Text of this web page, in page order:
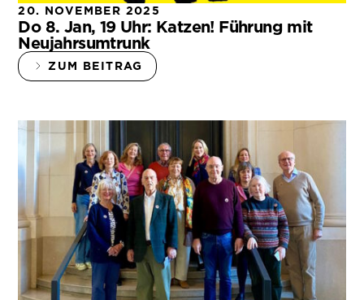
20. NOVEMBER 2025
Do 8. Jan, 19 Uhr: Katzen! Führung mit
Neujahrsumtrunk
ZUM BEITRAG